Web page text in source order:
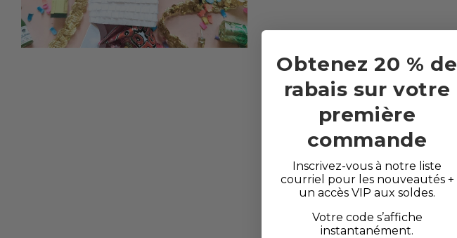
Obtenez 20 % de
rabais sur votre
première
commande
Inscrivez-vous à notre liste
courriel pour les nouveautés +
un accès VIP aux soldes.
Votre code s’affiche
instantanément.